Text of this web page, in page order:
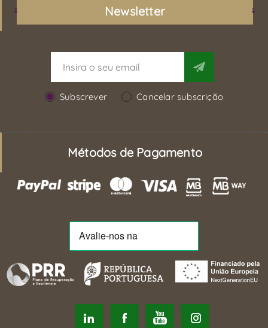
Newsletter
Subscrever Cancelar subscrição
Métodos de Pagamento